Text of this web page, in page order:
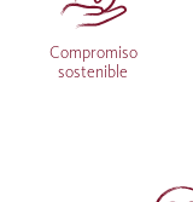
Compromiso
sostenible